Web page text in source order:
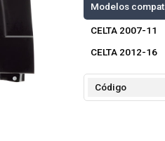
Modelos
CELTA 2007-11
CELTA 2012-16
Código